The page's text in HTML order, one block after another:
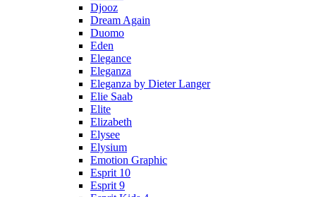
Djooz
Dream Again
Duomo
Eden
Elegance
Eleganza
Eleganza by Dieter Langer
Elie Saab
Elite
Elizabeth
Elysee
Elysium
Emotion Graphic
Esprit 10
Esprit 9